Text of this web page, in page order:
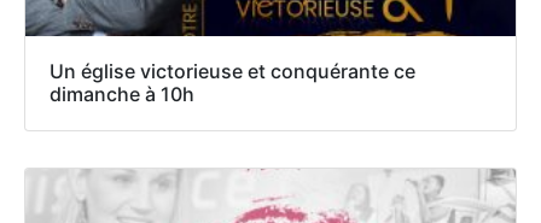
Un église victorieuse et conquérante ce
dimanche à 10h